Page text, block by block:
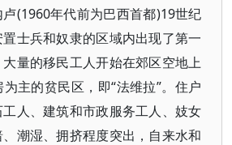
(1960年代前为巴西首都)19世纪
士兵和奴隶的区域内出现了第一
量的移民工人开始在郊区空地上
主的贫民区，即“法维拉”。住户
人、建筑和市政服务工人、妓女
潮湿、拥挤程度突出，自来水和